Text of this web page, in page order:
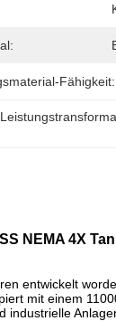
Fähigkeit:
NEMA 4X
entwickelt
mit einem
industrielle